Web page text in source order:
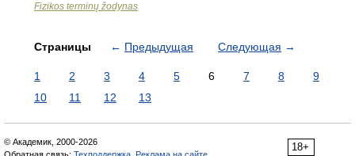
Fizikos terminų žodynas
Страницы ← Предыдущая Следующая →
1 2 3 4 5 6 7 8
9
10
11 12 13
18+
© Академик, 2000-2026